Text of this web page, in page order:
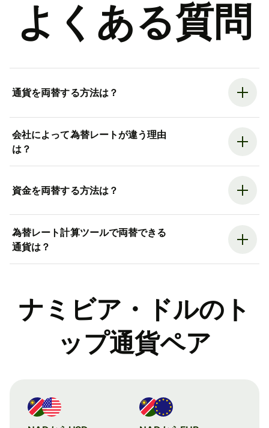
よくある質問
通貨を両替する方法は？
会社によって為替レートが違う理由
は？
資金を両替する方法は？
為替レート計算ツールで両替できる
通貨は？
ナミビア・ドルのト
ップ通貨ペア